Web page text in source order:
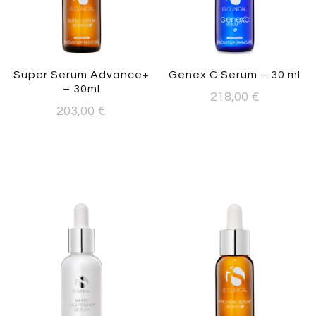
Super Serum Advance+
– 30ml
203,00 €
Genex C Serum – 30 ml
218,00 €